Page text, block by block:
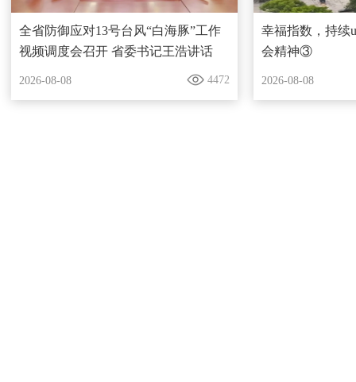
全省防御应对13号台风“白海豚”工作
视频调度会召开 省委书记王浩讲话
2026-08-08 4472
幸福指数，持续
会精神③
2026-08-08